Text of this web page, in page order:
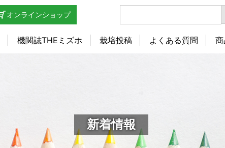
オンラインショップ
機関誌THEミズホ 栽培投稿 よくある質問
新着情報